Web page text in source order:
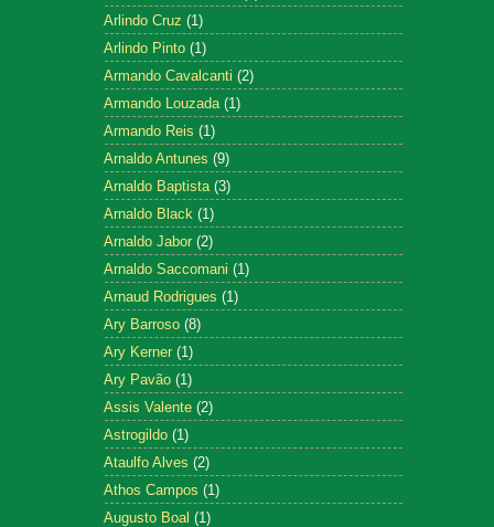
Arlindo Cruz (1)
Arlindo Pinto (1)
Armando Cavalcanti (2)
Armando Louzada (1)
Armando Reis (1)
Arnaldo Antunes (9)
Arnaldo Baptista (3)
Arnaldo Black (1)
Arnaldo Jabor (2)
Arnaldo Saccomani (1)
Arnaud Rodrigues (1)
Ary Barroso (8)
Ary Kerner (1)
Ary Pavão (1)
Assis Valente (2)
Astrogildo (1)
Ataulfo Alves (2)
Athos Campos (1)
Augusto Boal (1)